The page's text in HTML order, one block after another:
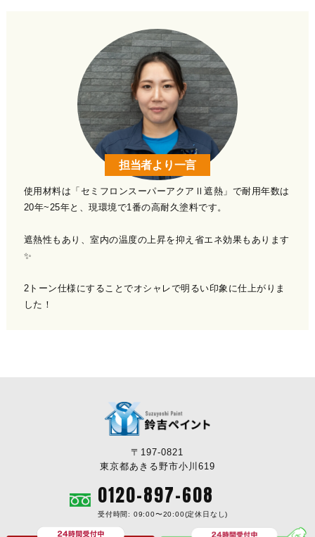
担当者より一言
使用材料は「セミフロンスーパーアクアⅡ遮熱」で耐用年数は
20年~25年と、現環境で1番の高耐久塗料です。
遮熱性もあり、室内の温度の上昇を抑え省エネ効果もあります
✨️
2トーン仕様にすることでオシャレで明るい印象に仕上がりま
した！
〒197-0821
東京都あきる野市小川619
0120-897-608
受付時間: 09:00〜20:00(定休日なし)